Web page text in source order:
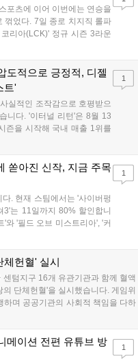
포츠에 이어 이번에는 연승을
꺾었다. 7일 종로 치지직 롤파
리아(LCK)' 정규 시즌 3라운
포츠의 대결에서 젠지가 압
도적으로 긍정적, 디젤
트'
실적인 조작감으로 호평받으
니다. '이터널 리턴'은 8월 13
즌을 시작해 국내 매출 1위를
트 리콘' 시리즈는 8월 6일 쇼
로 수리 시뮬레이션 '리스토
1
쏟아진 신작, 지금 주목
. 현재 스팀에서는 '사이버펑
3'는 11일까지 80% 할인합니
와 '필드 오브 미스트리아', '커
편, 7일 출시된 '마블 투혼'은
랜드'는 7년 만의 대규모 업
1
체헌혈' 실시
텀지구 16개 유관기관과 함께 혈액
단체헌혈'을 실시했습니다. 게임위
하며 공공기관의 사회적 책임을 다하
위원회 등 14개 기관 임직원이 동참
에게 감사의 뜻을 전하며 헌혈 문화
메이션 전편 유튜브 방
1